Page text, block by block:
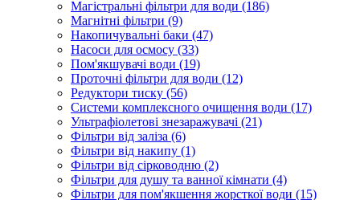
Магістральні фільтри для води (186)
Магнітні фільтри (9)
Накопичувальні баки (47)
Насоси для осмосу (33)
Пом'якшувачі води (19)
Проточні фільтри для води (12)
Редуктори тиску (56)
Системи комплексного очищення води (17)
Ультрафіолетові знезаражувачі (21)
Фільтри від заліза (6)
Фільтри від накипу (1)
Фільтри від сірководню (2)
Фільтри для душу та ванної кімнати (4)
Фільтри для пом'якшення жорсткої води (15)